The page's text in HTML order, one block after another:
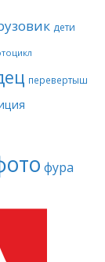
дети
перевертыш
фура